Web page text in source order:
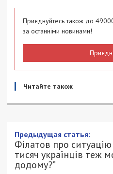
Приєднуйтесь також до
за останніми новинами!
Читайте також
Предыдущая статья:
Філатов про
тисяч українців теж
додому?”